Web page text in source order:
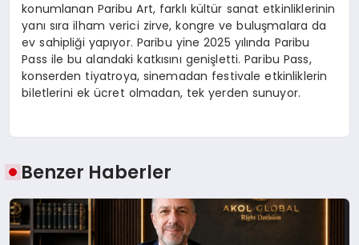
konumlanan Paribu Art, farklı kültür sanat etkinliklerinin
yanı sıra ilham verici zirve, kongre ve buluşmalara da
ev sahipliği yapıyor. Paribu yine 2025 yılında Paribu
Pass ile bu alandaki katkısını genişletti. Paribu Pass,
konserden tiyatroya, sinemadan festivale etkinliklerin
biletlerini ek ücret olmadan, tek yerden sunuyor.
Benzer Haberler